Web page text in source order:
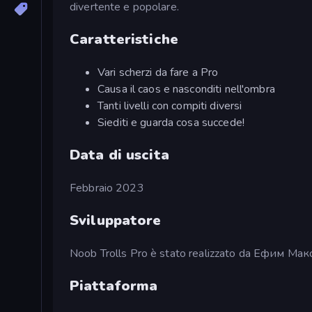
divertente e popolare.
Caratteristiche
Vari scherzi da fare a Pro
Causa il caos e nasconditi nell'ombra
Tanti livelli con compiti diversi
Siediti e guarda cosa succede!
Data di uscita
Febbraio 2023
Sviluppatore
Noob Trolls Pro è stato realizzato da Ефим
Piattaforma